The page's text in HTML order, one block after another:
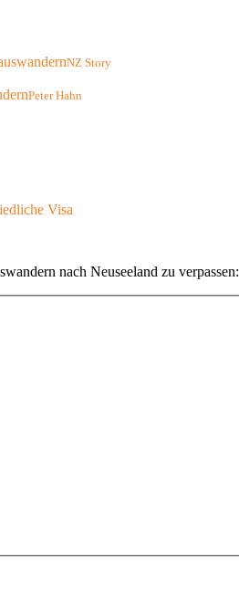
NZ Story
Peter Hahn
Visa
nach Neuseeland zu verpassen: